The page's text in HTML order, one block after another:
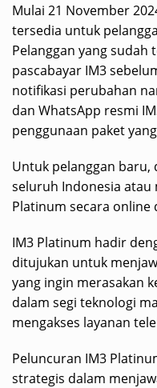
Mulai 21 November
tersedia untuk
Pelanggan yang sudah
pascabayar IM3
notifikasi perubahan
dan WhatsApp resmi
penggunaan paket
Untuk pelanggan baru,
seluruh Indonesia atau
Platinum secara
IM3 Platinum hadir
ditujukan untuk
yang ingin merasakan
dalam segi teknologi
mengakses layanan
Peluncuran IM3
strategis dalam